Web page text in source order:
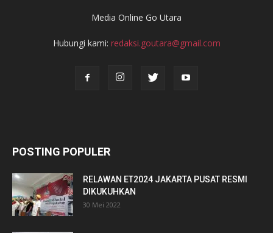
Media Online Go Utara
Hubungi kami: redaksi.goutara@gmail.com
POSTING POPULER
RELAWAN ET2024 JAKARTA PUSAT RESMI
DIKUKUHKAN
30 Mei 2022